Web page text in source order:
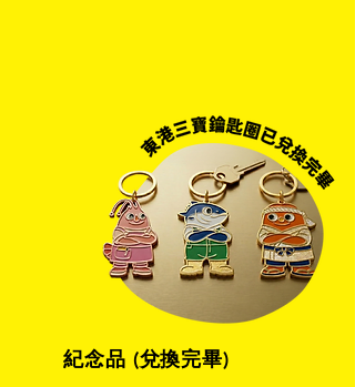
​紀念品 (兌換完畢)